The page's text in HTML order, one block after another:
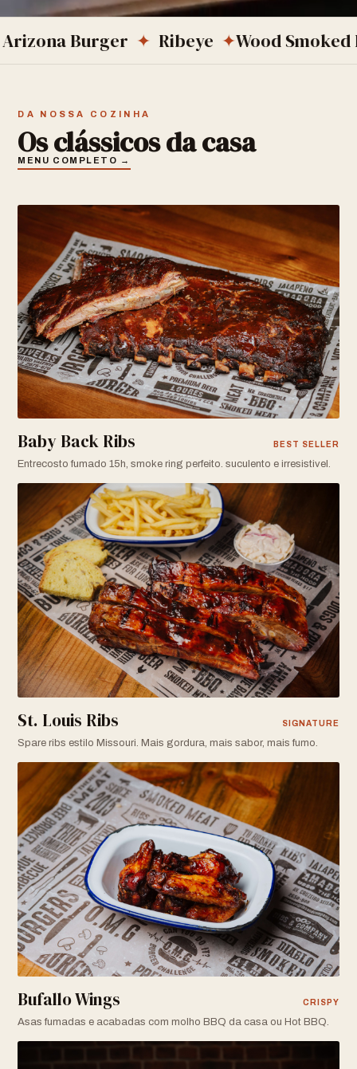
Burger✦Ribeye✦Wood Smoked BBQ✦
DA NOSSA COZINHA
Os clássicos da casa
MENU COMPLETO →
Baby Back Ribs BEST SELLER
Entrecosto fumado 15h, smoke ring perfeito. suculento e irresistivel.
St. Louis Ribs SIGNATURE
Spare ribs estilo Missouri. Mais gordura, mais sabor, mais fumo.
Bufallo Wings CRISPY
Asas fumadas e acabadas com molho BBQ da casa ou Hot BBQ.